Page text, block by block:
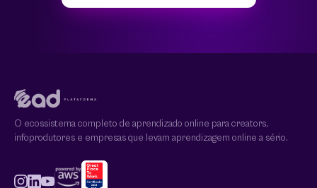
O ecossistema completo de aprendizado online para creators,
infoprodutores e empresas que levam aprendizagem online a sério.